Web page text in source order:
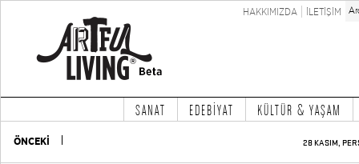
HAKKIMIZDA İLETİŞİM
SANAT EDEBİYAT KÜLTÜR & YAŞAM
ÖNCEKİ 28 KASIM,